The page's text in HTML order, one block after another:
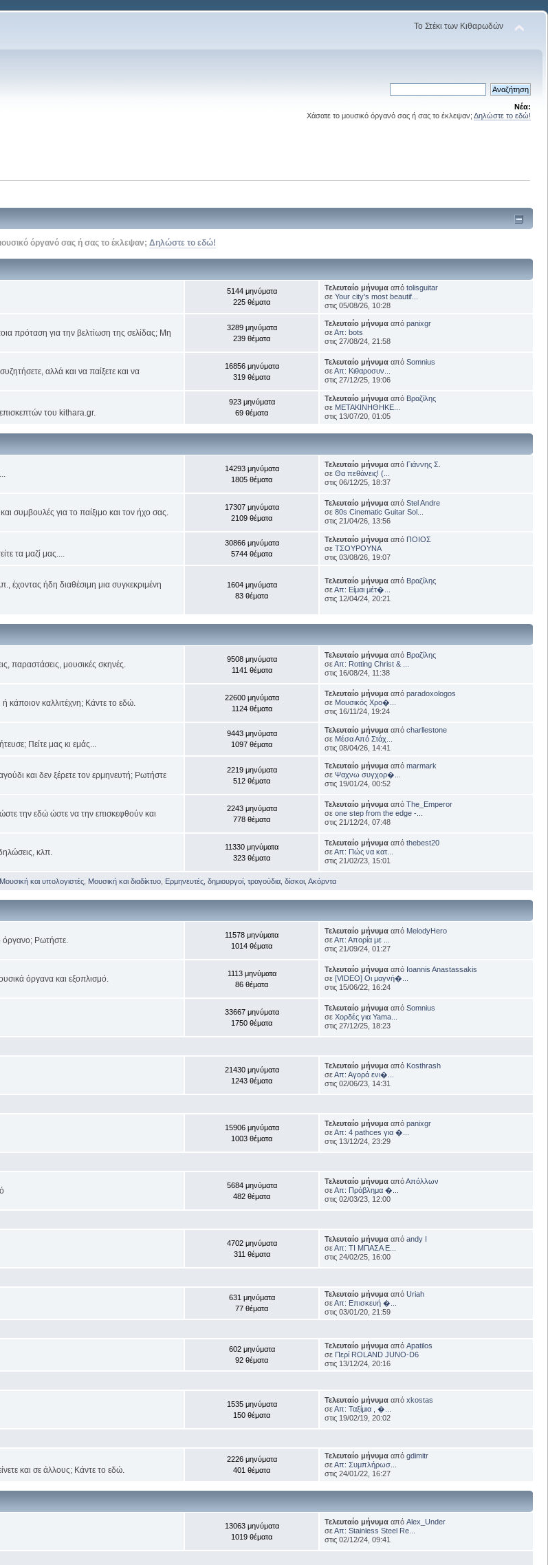
Το Στέκι των Κιθαρωδών
Νέα:
Χάσατε το μουσικό όργανό σας ή σας το έκλεψαν; Δηλώστε το εδώ!
όργανό σας ή σας το έκλεψαν; Δηλώστε το εδώ!
5144 μηνύματα
225 θέματα
Τελευταίο μήνυμα απόtolisguitar
σεYour city's most beautif...
στις 05/08/26, 10:28
πρόταση για την βελτίωση της σελίδας; Μη
3289 μηνύματα
239 θέματα
Τελευταίο μήνυμα απόpanixgr
σεΑπ: bots
στις 27/08/24, 21:58
αλλά και να παίξετε και να
16856 μηνύματα
319 θέματα
Τελευταίο μήνυμα απόSomnius
σεΑπ: Κιθαροσυν...
στις 27/12/25, 19:06
του kithara.gr.
923 μηνύματα
69 θέματα
Τελευταίο μήνυμα από Βραζίλης
σε ΜΕΤΑΚΙΝΗΘΗΚΕ...
στις 13/07/20, 01:05
14293 μηνύματα
1805 θέματα
Τελευταίο μήνυμα από Γιάννης Σ.
σεΘα πεθάνεις! (...
στις 06/12/25, 18:37
συμβουλές για το παίξιμο και τον ήχο σας.
17307 μηνύματα
2109 θέματα
Τελευταίο μήνυμα απόStel Andre
σε80s Cinematic Guitar Sol...
στις 21/04/26, 13:56
τα μαζί μας....
30866 μηνύματα
5744 θέματα
Τελευταίο μήνυμα από ΠΟΙΟΣ
σεΤΣΟΥΡΟΥΝΑ
στις 03/08/26, 19:07
έχοντας ήδη διαθέσιμη μια συγκεκριμένη
1604 μηνύματα
83 θέματα
Τελευταίο μήνυμα από Βραζίλης
σεΑπ: Είμαι μέτ�...
στις 12/04/24, 20:21
παραστάσεις, μουσικές σκηνές.
9508 μηνύματα
1141 θέματα
Τελευταίο μήνυμα από Βραζίλης
σεΑπ: Rotting Christ & ...
στις 16/08/24, 11:38
κάποιον καλλιτέχνη; Κάντε το εδώ.
22600 μηνύματα
1124 θέματα
Τελευταίο μήνυμα απόparadoxologos
σε Μουσικός Χρο�...
στις 16/11/24, 19:24
Πείτε μας κι εμάς...
9443 μηνύματα
1097 θέματα
Τελευταίο μήνυμα απόcharllestone
σε Μέσα Από Στάχ...
στις 08/04/26, 14:41
και δεν ξέρετε τον ερμηνευτή; Ρωτήστε
2219 μηνύματα
512 θέματα
Τελευταίο μήνυμα απόmarmark
σεΨαχνω συγχορ�...
στις 19/01/24, 00:52
την εδώ ώστε να την επισκεφθούν και
2243 μηνύματα
778 θέματα
Τελευταίο μήνυμα απόThe_Emperor
σεone step from the edge -...
στις 21/12/24, 07:48
κλπ.
11330 μηνύματα
323 θέματα
Τελευταίο μήνυμα απόthebest20
σεΑπ: Πώς να κατ...
στις 21/02/23, 15:01
Μουσική και υπολογιστές Μουσική και διαδίκτυο Ερμηνευτές, δημιουργοί, τραγούδια, δίσκοι Ακόρντα
όργανο; Ρωτήστε.
11578 μηνύματα
1014 θέματα
Τελευταίο μήνυμα από MelodyHero
σεΑπ: Απορία με ...
στις 21/09/24, 01:27
όργανα και εξοπλισμό.
1113 μηνύματα
86 θέματα
Τελευταίο μήνυμα από Ioannis Anastassakis
σε[VIDEO] Οι μαγνή�...
στις 15/06/22, 16:24
33667 μηνύματα
1750 θέματα
Τελευταίο μήνυμα απόSomnius
σεΧορδές για Yama...
στις 27/12/25, 18:23
21430 μηνύματα
1243 θέματα
Τελευταίο μήνυμα από Kosthrash
σεΑπ: Αγορά ενι�...
στις 02/06/23, 14:31
15906 μηνύματα
1003 θέματα
Τελευταίο μήνυμα απόpanixgr
σεΑπ: 4 pathces για �...
στις 13/12/24, 23:29
5684 μηνύματα
482 θέματα
Τελευταίο μήνυμα απόΑπόλλων
σεΑπ: Πρόβλημα �...
στις 02/03/23, 12:00
4702 μηνύματα
311 θέματα
Τελευταίο μήνυμα απόandy I
σεΑπ: ΤΙ ΜΠΑΣΑ Ε...
στις 24/02/25, 16:00
631 μηνύματα
77 θέματα
Τελευταίο μήνυμα απόUriah
σεΑπ: Επισκευή �...
στις 03/01/20, 21:59
602 μηνύματα
92 θέματα
Τελευταίο μήνυμα απόApatilos
σε Περί ROLAND JUNO-D6
στις 13/12/24, 20:16
1535 μηνύματα
150 θέματα
Τελευταίο μήνυμα απόxkostas
σεΑπ: Ταξίμια , �...
στις 19/02/19, 20:02
και σε άλλους; Κάντε το εδώ.
2226 μηνύματα
401 θέματα
Τελευταίο μήνυμα απόgdimitr
σεΑπ: Συμπλήρωσ...
στις 24/01/22, 16:27
13063 μηνύματα
1019 θέματα
Τελευταίο μήνυμα απόAlex_Under
σεΑπ: Stainless Steel Re...
στις 02/12/24, 09:41